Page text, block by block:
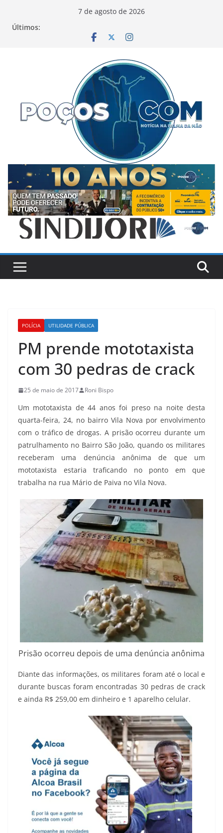
7 de agosto de 2026
Últimos:
POLÍCIA UTILIDADE PÚBLICA
PM prende mototaxista
com 30 pedras de crack
25 de maio de 2017 Roni Bispo
Um mototaxista de 44 anos foi preso na noite desta
quarta-feira, 24, no bairro Vila Nova por envolvimento
com o tráfico de drogas. A prisão ocorreu durante um
patrulhamento no Bairro São João, quando os militares
receberam uma denúncia anônima de que um
mototaxista estaria traficando no ponto em que
trabalha na rua Mário de Paiva no Vila Nova.
Prisão ocorreu depois de uma denúncia anônima
Diante das informações, os militares foram até o local e
durante buscas foram encontradas 30 pedras de crack
e ainda R$ 259,00 em dinheiro e 1 aparelho celular.